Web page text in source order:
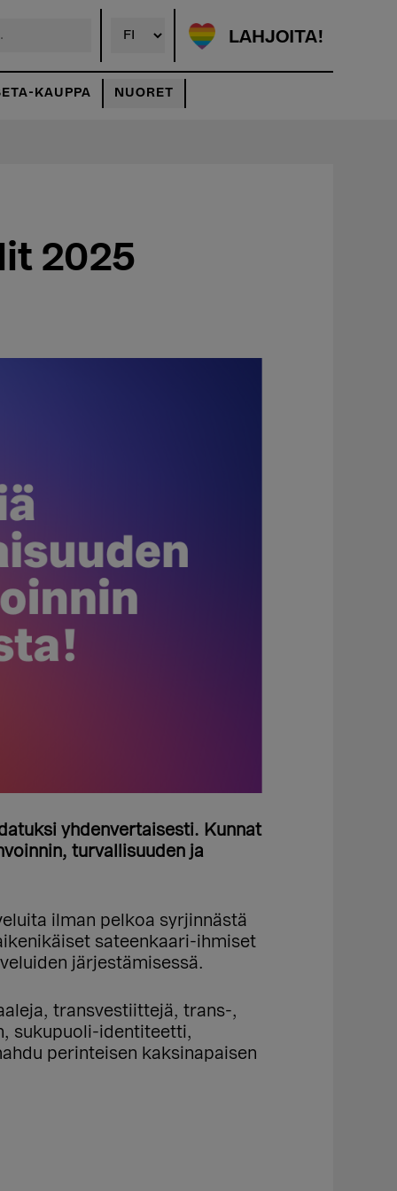
LAHJOITA!
KAUPPA NUORET
2025
yhdenvertaisesti. Kunnat
turvallisuuden ja
ilman pelkoa syrjinnästä
sateenkaari-ihmiset
järjestämisessä.
transvestiittejä, trans-,
sukupuoli-identiteetti,
perinteisen kaksinapaisen